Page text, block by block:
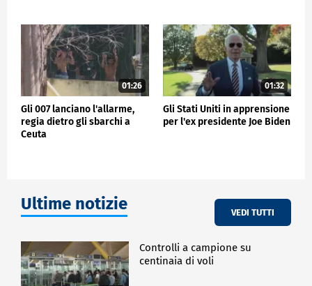
01:26
Gli 007 lanciano l'allarme,
regia dietro gli sbarchi a
Ceuta
01:32
Gli Stati Uniti in apprensione
per l'ex presidente Joe Biden
Ultime notizie VEDI TUTTI
Controlli a campione su
centinaia di voli